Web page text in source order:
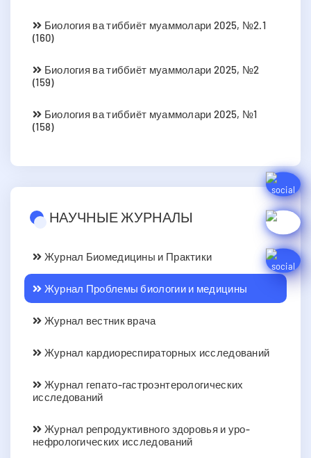
Биология ва тиббиёт муаммолари 2025, №2.1
(160)
Биология ва тиббиёт муаммолари 2025, №2
(159)
Биология ва тиббиёт муаммолари 2025, №1
(158)
НАУЧНЫЕ ЖУРНАЛЫ
Журнал Биомедицины и Практики
Журнал Проблемы биологии и медицины
Журнал вестник врача
Журнал кардиореспираторных исследований
Журнал гепато-гастроэнтерологических
исследований
Журнал репродуктивного здоровья и уро-
нефрологических исследований